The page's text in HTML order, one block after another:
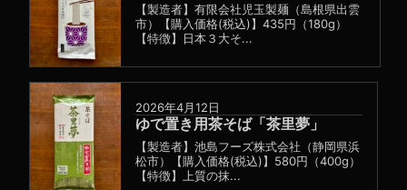
【製造者】有限会社児玉製麺（島根県出雲
市）【購入価格(税込)】435円（180g）
【特徴】日本３大そ...
2026年4月12日
ゆで置き用茶そば「茶里夢」
【製造者】池島フーズ株式会社（静岡県浜
松市）【購入価格(税込)】580円（400g）
【特徴】上質の抹...